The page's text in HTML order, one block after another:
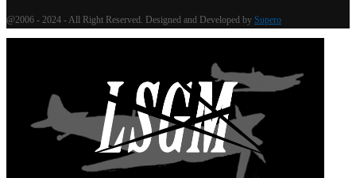
@2006 - 2024 - All Right Reserved. Designed and Developed by Supero